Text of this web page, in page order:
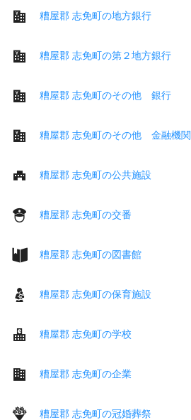
糟屋郡 志免町の地方銀行
糟屋郡 志免町の第２地方銀行
糟屋郡 志免町のその他 銀行
糟屋郡 志免町のその他 金融機関
糟屋郡 志免町の公共施設
糟屋郡 志免町の交番
糟屋郡 志免町の図書館
糟屋郡 志免町の保育施設
糟屋郡 志免町の学校
糟屋郡 志免町の企業
糟屋郡 志免町の冠婚葬祭